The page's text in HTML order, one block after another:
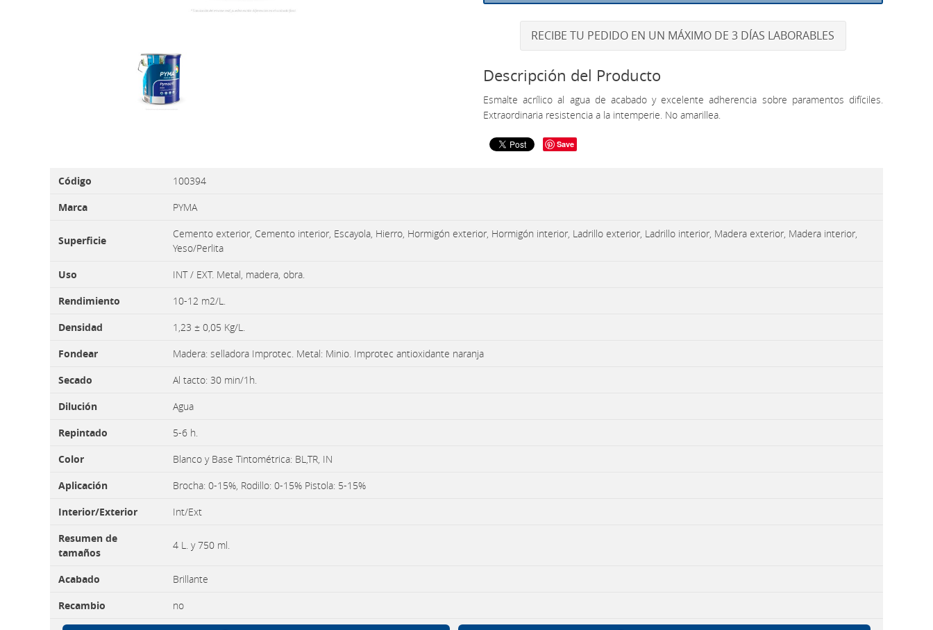
RECIBE TU PEDIDO EN UN MÁXIMO DE 3 DÍAS LABORABLES
Descripción del Producto
Esmalte acrílico al agua de acabado y excelente adherencia sobre paramentos difíciles.
Extraordinaria resistencia a la intemperie. No amarillea.
Save
Código
100394
Marca
PYMA
Superficie
Cemento exterior, Cemento interior, Escayola, Hierro, Hormigón exterior, Hormigón interior, Ladrillo exterior, Ladrillo interior, Madera exterior, Madera interior,
Yeso/Perlita
Uso
INT / EXT. Metal, madera, obra.
Rendimiento
10-12 m2/L.
Densidad
1,23 ± 0,05 Kg/L.
Fondear
Madera: selladora Improtec. Metal: Minio. Improtec antioxidante naranja
Secado
Al tacto: 30 min/1h.
Dilución
Agua
Repintado
5-6 h.
Color
Blanco y Base Tintométrica: BL,TR, IN
Aplicación
Brocha: 0-15%, Rodillo: 0-15% Pistola: 5-15%
Interior/Exterior
Int/Ext
Resumen de
tamaños
4 L. y 750 ml.
Acabado
Brillante
Recambio
no